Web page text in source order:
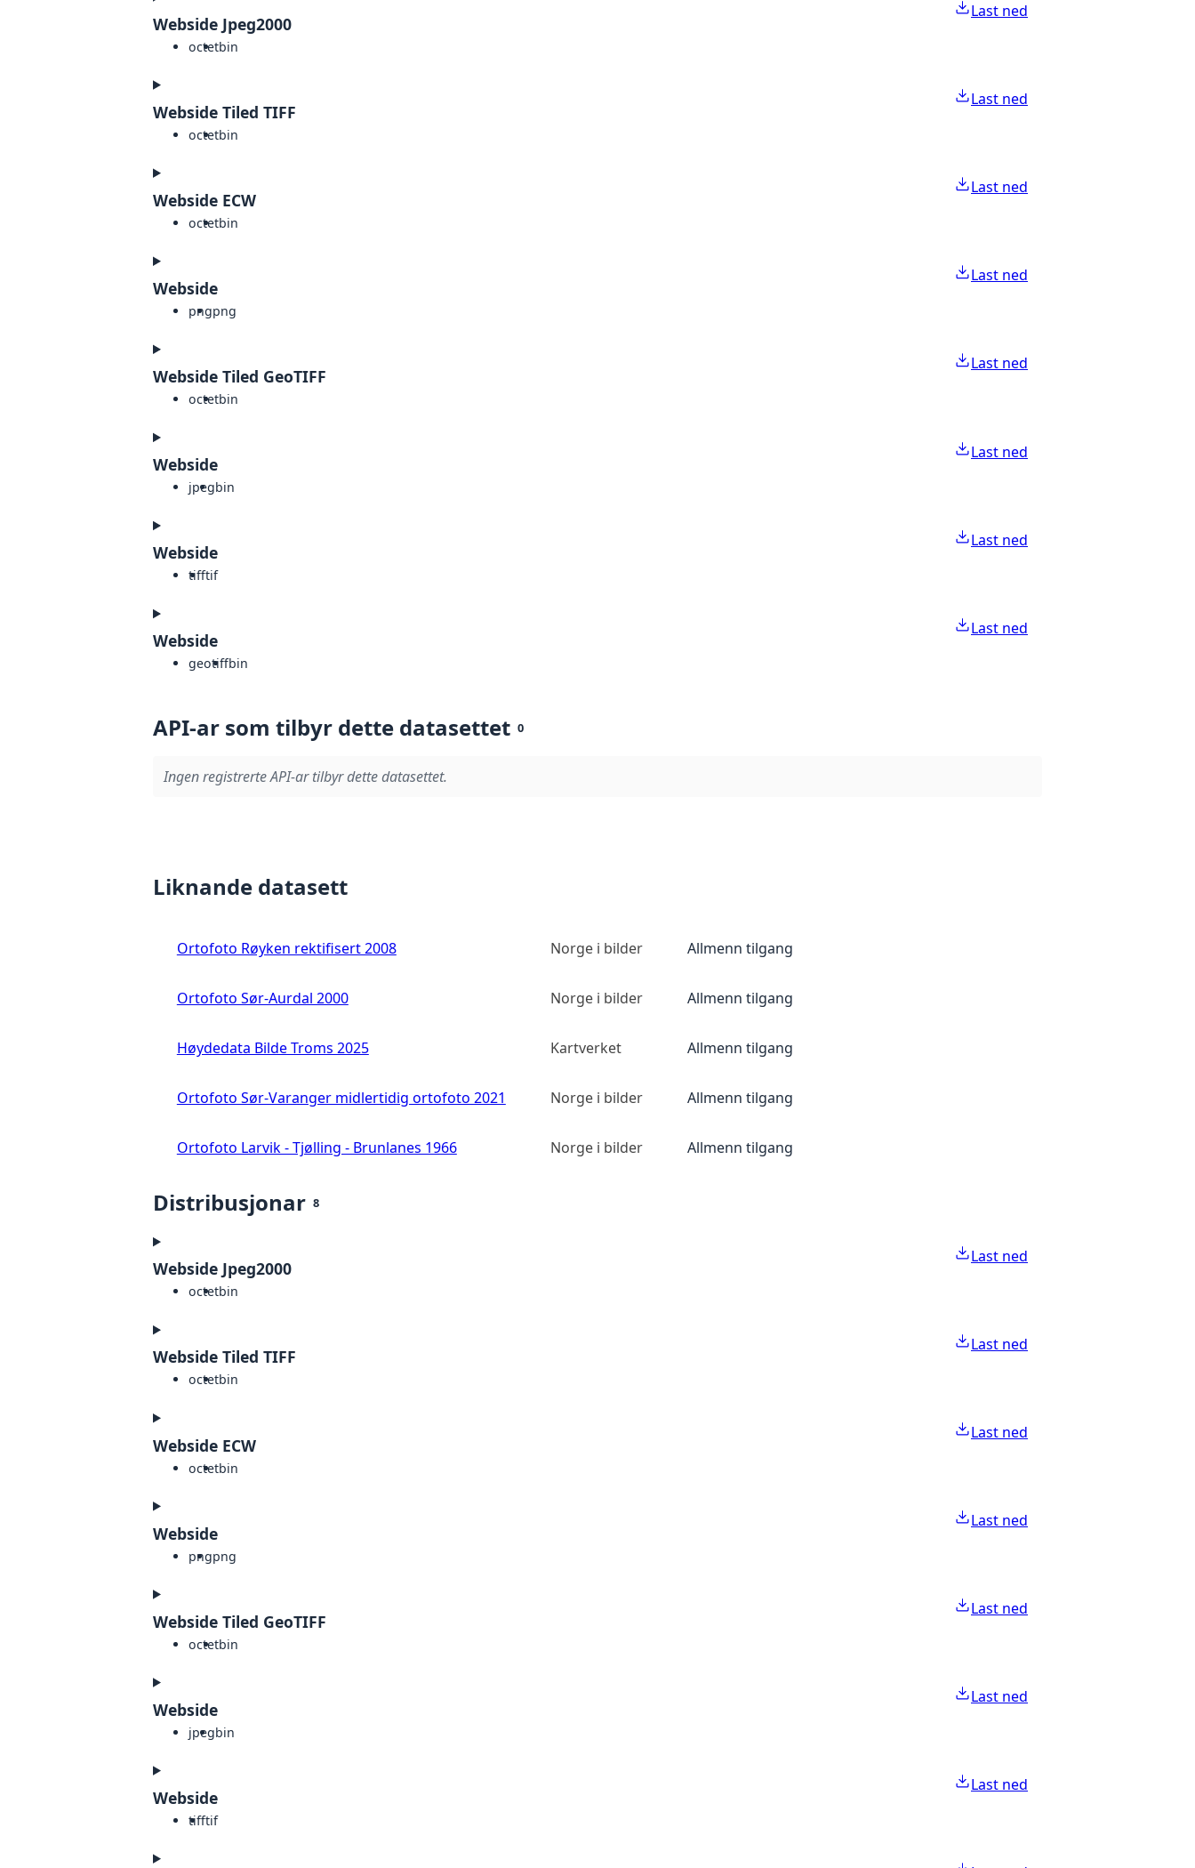
Webside Jpeg2000
octetbin
Last ned
Webside Tiled TIFF
octetbin
Last ned
Webside ECW
octetbin
Last ned
Webside
pngpng
Last ned
Webside Tiled GeoTIFF
octetbin
Last ned
Webside
jpegbin
Last ned
Webside
tifftif
Last ned
Webside
geotiffbin
Last ned
API-ar som tilbyr dette datasettet 0
Ingen registrerte API-ar tilbyr dette datasettet.
Liknande datasett
Ortofoto Røyken rektifisert 2008 Norge i bilder Allmenn tilgang
Ortofoto Sør-Aurdal 2000 Norge i bilder Allmenn tilgang
Høydedata Bilde Troms 2025 Kartverket Allmenn tilgang
Ortofoto Sør-Varanger midlertidig ortofoto 2021 Norge i bilder Allmenn tilgang
Ortofoto Larvik - Tjølling - Brunlanes 1966 Norge i bilder Allmenn tilgang
Distribusjonar 8
Webside Jpeg2000
octetbin
Last ned
Webside Tiled TIFF
octetbin
Last ned
Webside ECW
octetbin
Last ned
Webside
pngpng
Last ned
Webside Tiled GeoTIFF
octetbin
Last ned
Webside
jpegbin
Last ned
Webside
tifftif
Last ned